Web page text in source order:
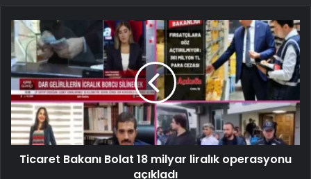
Ticaret Bakanı Bolat 18 milyar liralık operasyonu
açıkladı